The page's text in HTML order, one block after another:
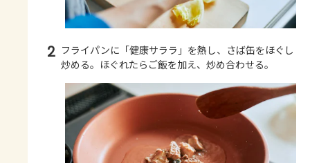
2 フライパンに「健康サララ」を熱し、さば缶をほぐし
炒める。ほぐれたらご飯を加え、炒め合わせる。